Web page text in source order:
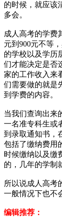
的时候，就应该
多会。
成人高考的学费
元到900元不等
的学校以及学历
们才能决定是否
家的工作收入来
们需要做的就是
到学费的内容。
当我们查询出来
一名准专科生或
到录取通知书，
包括了缴纳费用
时候缴纳以及缴
的，几年的学制
所以说成人高考
一般情况下也不
编辑推荐：